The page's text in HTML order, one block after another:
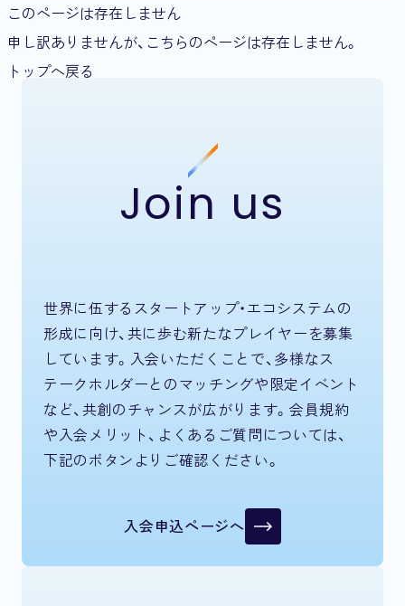
このページは存在しません
申し訳ありませんが、こちらのページは存在しません。
トップへ戻る
Join us
世界に伍するスタートアップ・エコシステムの
形成に向け、共に歩む新たなプレイヤーを募集
しています。入会いただくことで、多様なス
テークホルダーとのマッチングや限定イベント
など、共創のチャンスが広がります。会員規約
や入会メリット、よくあるご質問については、
下記のボタンよりご確認ください。
入会申込ページへ